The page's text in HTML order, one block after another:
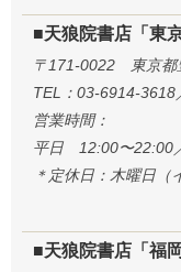
■天狼院書店「東
〒171-0022 東京都
TEL：03-6914-
営業時間：
平日 12:00〜22:00
＊定休日：木曜日（
■天狼院書店「福